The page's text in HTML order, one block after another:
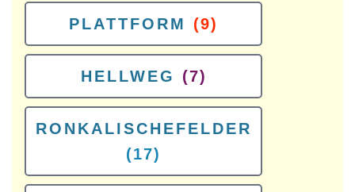
PLATTFORM (9)
HELLWEG (7)
RONKALISCHEFELDER
(17)